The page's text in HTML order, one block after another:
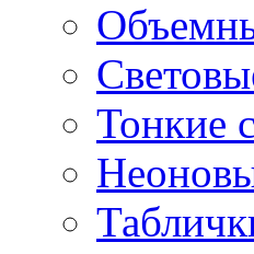
Тонкие